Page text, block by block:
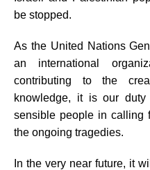
be stopped.
As the United Nations
an international
contributing to the
knowledge, it is our
sensible people in calling
the ongoing tragedies.
In the very near future, it